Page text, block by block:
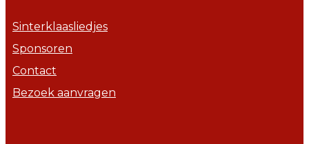
Sinterklaasliedjes
Sponsoren
Contact
Bezoek aanvragen